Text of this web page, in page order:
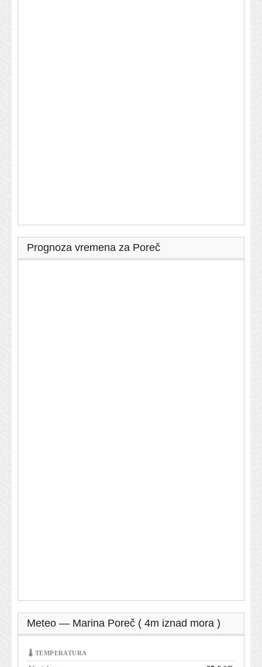
Prognoza vremena za Poreč
Meteo — Marina Poreč ( 4m iznad mora )
🌡 TEMPERATURA